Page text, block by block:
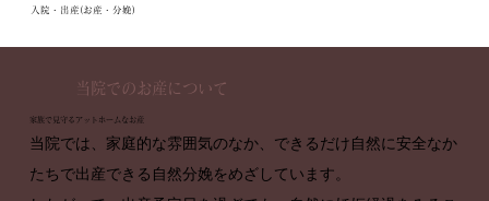
入院・出産(お産・分娩)
当院でのお産について
家族で見守るアットホームなお産
当院では、家庭的な雰囲気のなか、できるだけ自然に安全なか
たちで出産できる自然分娩をめざしています。